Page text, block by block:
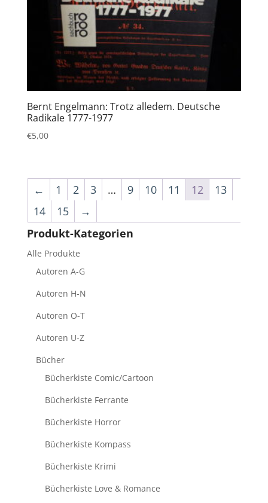
Bernt Engelmann: Trotz alledem. Deutsche
Radikale 1777-1977
€5,00
← 1 2 3 … 9 10 11 12
13
14
15
→
Produkt-Kategorien
Alle Produkte
Autoren A-G
Autoren H-N
Autoren O-T
Autoren U-Z
Bücher
Bücherkiste Comic/Cartoon
Bücherkiste Ferrante
Bücherkiste Horror
Bücherkiste Kompass
Bücherkiste Krimi
Bücherkiste Love & Romance